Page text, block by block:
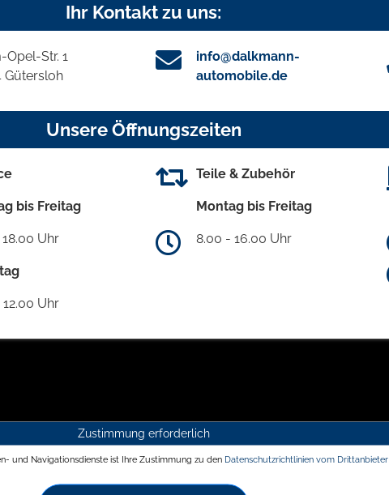
Ihr Kontakt zu uns:
Opel-Str. 1
Gütersloh
info@dalkmann-
automobile.de
Unsere Öffnungszeiten
bis Freitag
Uhr
Uhr
Teile & Zubehör
Montag bis Freitag
8.00 - 16.00 Uhr
Zustimmung erforderlich
und Navigationsdienste ist Ihre Zustimmung zu den Datenschutzrichtlinien vom Drittanbieter